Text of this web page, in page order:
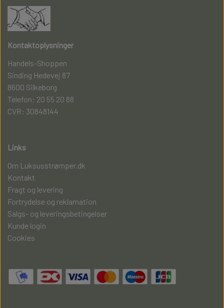
Kontaktoplysninger
Handels-Shoppen
Sinding Hedevej 87
8600 Silkeborg
Telefon: 20 55 20 88
CVR: 30848144
Links
Om Luksusstrømper.dk
Kontakt
Fragt og levering
Fortrydelse og reklamation
Salgs- og leveringsbetingelser
Kunde login
Cookies